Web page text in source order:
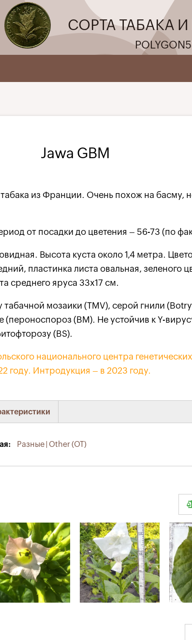
СОРТА ТАБАКА
Jawa GBM
из Франции. Очень похож на басму,
от посадки до цветения – 56-73 (по
Высота куста около 1,4 метра.
пластинка листа овальная, зеленого
среднего яруса 33х17 см.
табачной мозаики (TMV), серой гнили
(BM). Не устойчив к Y-
(BS).
национального центра
году. Интродукция – в 2023 году.
Разные | Other (OT)